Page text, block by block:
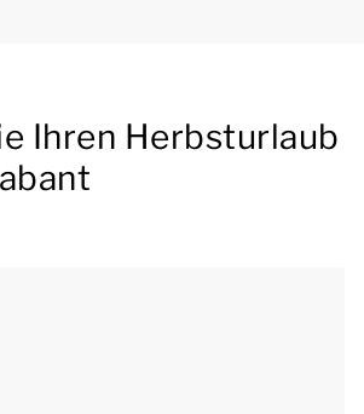
Ihren Herbsturlaub